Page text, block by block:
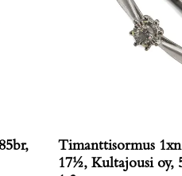
Timanttisormus
17½, Kultajousi oy,